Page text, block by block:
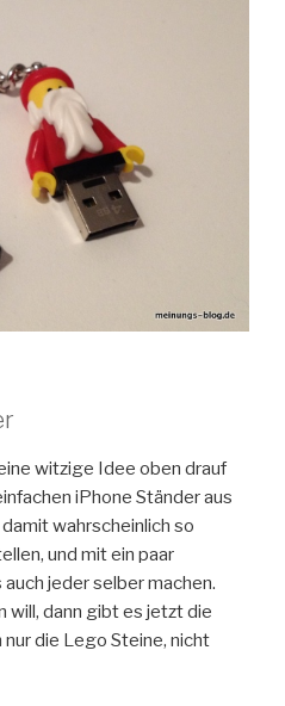
witzige Idee oben drauf
iPhone Ständer aus
wahrscheinlich so
und mit ein paar
jeder selber machen.
will, dann gibt es jetzt die
die Lego Steine, nicht